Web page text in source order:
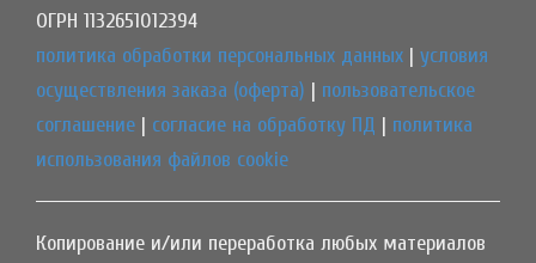
ОГРН 1132651012394
политика обработки персональных данных | условия
осуществления заказа (оферта) | пользовательское
соглашение | согласие на обработку ПД | политика
использования файлов cookie
Копирование и/или переработка любых материалов